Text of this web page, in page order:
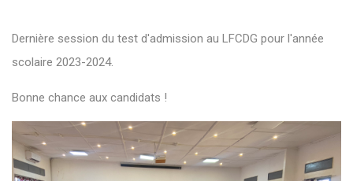
Dernière session du test d'admission au LFCDG pour l'année
scolaire 2023-2024.
Bonne chance aux candidats !